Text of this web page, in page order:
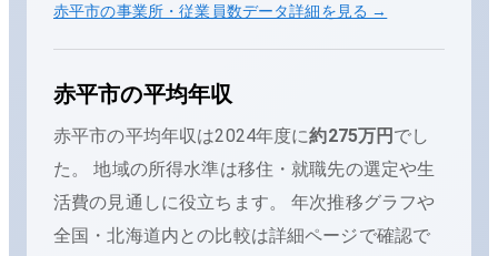
赤平市の事業所・従業員数データ詳細を見る →
赤平市の平均年収
赤平市の平均年収は2024年度に約275万円 でし
た。
地域の所得水準は移住・就職先の選定や生
活費の見通しに役立ちます。 年次推移グラフや
全国・北海道内との比較は詳細ページで確認で